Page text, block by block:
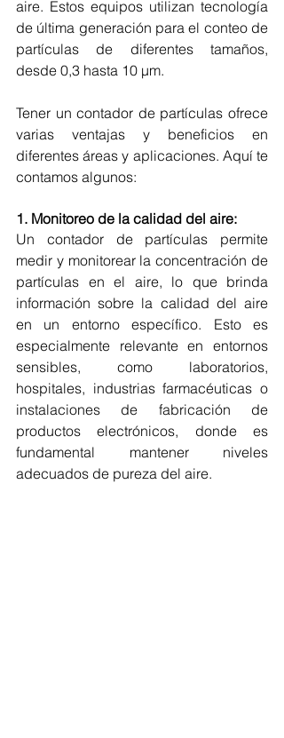
aire. Estos equipos utilizan tecnología
de última generación para el conteo de
partículas de diferentes tamaños,
desde 0,3 hasta 10 µm.
Tener un contador de partículas ofrece
varias ventajas y beneficios en
diferentes áreas y aplicaciones. Aquí te
contamos algunos:
1. Monitoreo de la calidad del aire:
Un contador de partículas permite
medir y monitorear la concentración de
partículas en el aire, lo que brinda
información sobre la calidad del aire
en un entorno específico. Esto es
especialmente relevante en entornos
sensibles, como laboratorios,
hospitales, industrias farmacéuticas o
instalaciones de fabricación de
productos electrónicos, donde es
fundamental mantener niveles
adecuados de pureza del aire.